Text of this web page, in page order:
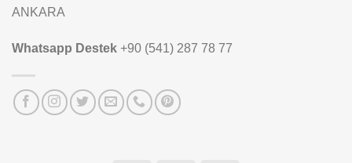
ANKARA
Whatsapp Destek +90 (541) 287 78 77